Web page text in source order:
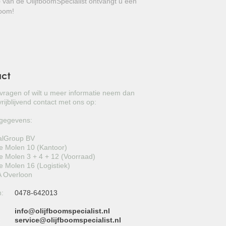
GROVE DEN
SCHIJNHULST
SNEEUWBAL
ECHTE LAURIER
of wilt u meer informatie neem dan
contact met ons op:
BV
Molen 10 (Kantoor)
Molen 3 + 4 + 12 (Voorraad)
Molen 16 (Logistiek)
Overloon
0478-642013
info@olijfboomspecialist.nl
service@olijfboomspecialist.nl